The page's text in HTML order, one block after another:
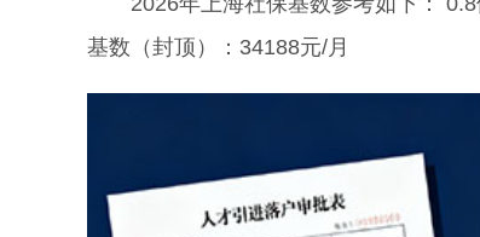
基数（封顶）：34188元/月